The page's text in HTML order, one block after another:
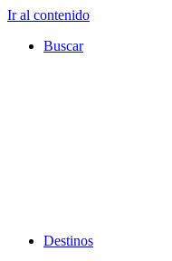
Ir al contenido
Buscar
Destinos